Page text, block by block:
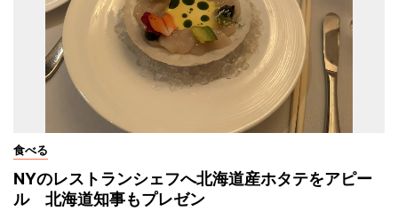
食べる
NYのレストランシェフへ北海道産ホタテをアピー
ル 北海道知事もプレゼン